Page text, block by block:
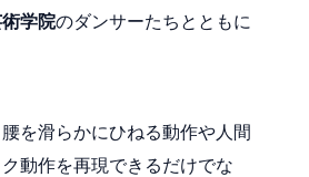
学院のダンサーたちとともに
を滑らかにひねる動作や人間
動作を再現できるだけでな